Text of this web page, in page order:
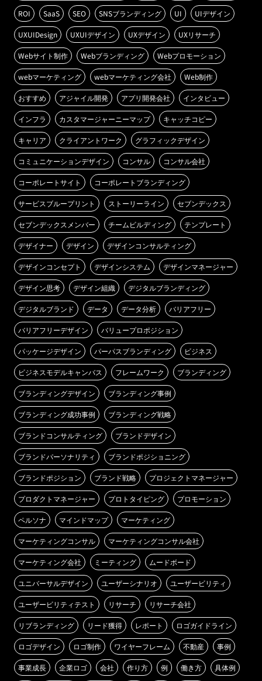
ROI SaaS SEO SNSブランディング UI UIデザイン
UXUIDesign UXUIデザイン UXデザイン UXリサーチ
Webサイト制作 Webブランディング Webプロモーション
webマーケティング webマーケティング会社 Web制作
おすすめ アジャイル開発 アプリ開発会社 インタビュー
インフラ カスタマージャーニーマップ キャッチコピー
キャリア クライアントワーク グラフィックデザイン
コミュニケーションデザイン コンサル コンサル会社
コーポレートサイト コーポレートブランディング
サービスブループリント ストーリーライン セブンデックス
セブンデックスメンバー チームビルディング テンプレート
デザイナー デザイン デザインコンサルティング
デザインコンセプト デザインシステム デザインマネージャー
デザイン思考 デザイン組織 デジタルブランディング
デジタルブランド データ データ分析 バリアフリー
バリアフリーデザイン バリュープロポジション
パッケージデザイン パーパスブランディング ビジネス
ビジネスモデルキャンバス フレームワーク ブランディング
ブランディングデザイン ブランディング事例
ブランディング成功事例 ブランディング戦略
ブランドコンサルティング ブランドデザイン
ブランドパーソナリティ ブランドポジショニング
ブランドポジション ブランド戦略 プロジェクトマネージャー
プロダクトマネージャー プロトタイピング プロモーション
ペルソナ マインドマップ マーケティング
マーケティングコンサル マーケティングコンサル会社
マーケティング会社 ミーティング ムードボード
ユニバーサルデザイン ユーザーシナリオ ユーザービリティ
ユーザービリティテスト リサーチ リサーチ会社
リブランディング リード獲得 レポート ロゴガイドライン
ロゴデザイン ロゴ制作 ワイヤーフレーム 不動産 事例
事業成長 企業ロゴ 会社 作り方 例 働き方 具体例